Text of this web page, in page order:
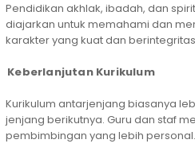
Pendidikan akhlak, ibadah, dan
diajarkan untuk memahami dan
karakter yang kuat dan
Keberlanjutan Kurikulum
Kurikulum antarjenjang biasanya
jenjang berikutnya. Guru dan staf
pembimbingan yang lebih personal.